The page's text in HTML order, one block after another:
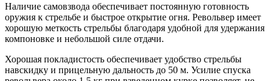
Наличие самовзвода обеспечивает постоянную готовность
оружия к стрельбе и быстрое открытие огня. Револьвер имеет
хорошую меткость стрельбы благодаря удобной для удержания
компоновке и небольшой силе отдачи.
Хорошая покладистость обеспечивает удобство стрельбы
навскидку и прицельную дальность до 50 м. Усилие спуска